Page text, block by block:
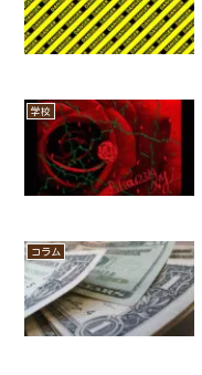
学校
コラム